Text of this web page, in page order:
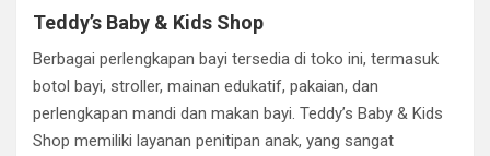
Teddy’s Baby & Kids Shop
Berbagai perlengkapan bayi tersedia di toko ini, termasuk
botol bayi, stroller, mainan edukatif, pakaian, dan
perlengkapan mandi dan makan bayi. Teddy’s Baby & Kids
Shop memiliki layanan penitipan anak, yang sangat